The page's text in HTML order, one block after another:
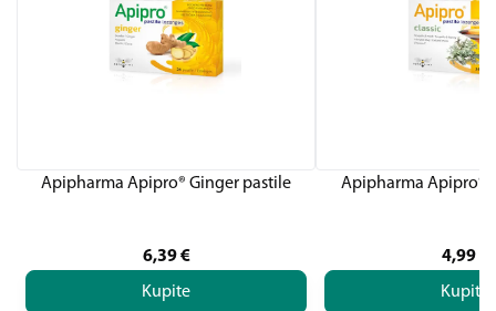
Apipharma Apipro® Ginger pastile
6,39 €
Kupite
Apipharma Apipro®
4,99
Kupite